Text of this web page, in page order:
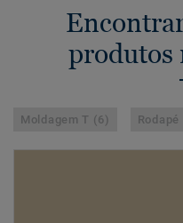
produtos
Moldagem T (6) Rodapé